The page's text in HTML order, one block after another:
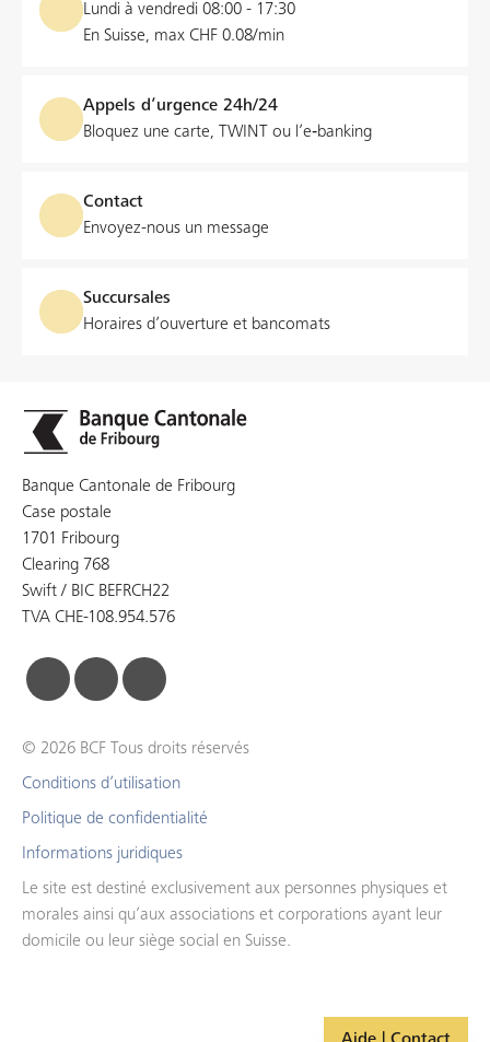
Lundi à vendredi 08:00 - 17:30
En Suisse, max CHF 0.08/min
Appels d’urgence 24h/24
Bloquez une carte, TWINT ou l’e‑banking
Contact
Envoyez-nous un message
Succursales
Horaires d’ouverture et bancomats
Banque Cantonale de Fribourg
Case postale
1701 Fribourg
Clearing 768
Swift / BIC BEFRCH22
TVA CHE-108.954.576
© 2026 BCF Tous droits réservés
Conditions d’utilisation
Politique de confidentialité
Informations juridiques
Le site est destiné exclusivement aux personnes physiques et
morales ainsi qu’aux associations et corporations ayant leur
domicile ou leur siège social en Suisse.